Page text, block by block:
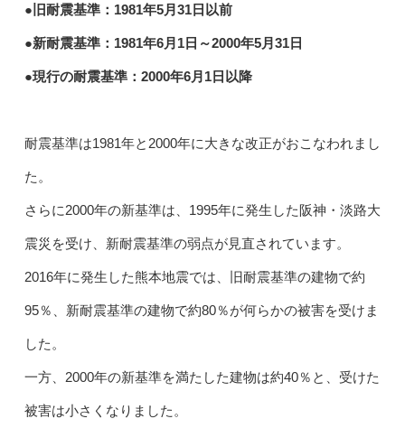
●旧耐震基準：1981年5月31日以前
●新耐震基準：1981年6月1日～2000年5月31日
●現行の耐震基準：2000年6月1日以降
耐震基準は1981年と2000年に大きな改正がおこなわれまし
た。
さらに2000年の新基準は、1995年に発生した阪神・淡路大
震災を受け、新耐震基準の弱点が見直されています。
2016年に発生した熊本地震では、旧耐震基準の建物で約
95％、新耐震基準の建物で約80％が何らかの被害を受けま
した。
一方、2000年の新基準を満たした建物は約40％と、受けた
被害は小さくなりました。